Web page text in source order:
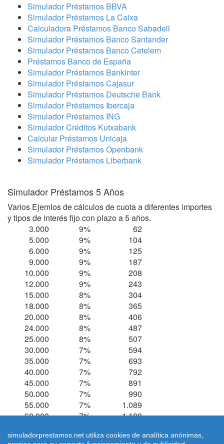
Simulador Préstamos BBVA
Simulador Préstamos La Caixa
Calculadora Préstamos Banco Sabadell
Simulador Préstamos Banco Santander
Simulador Préstamos Banco Cetelem
Préstamos Banco de España
Simulador Préstamos Bankinter
Simulador Préstamos Cajasur
Simulador Préstamos Deutsche Bank
Simulador Préstamos Ibercaja
Simulador Préstamos ING
Simulador Créditos Kutxabank
Calcular Préstamos Unicaja
Simulador Préstamos Openbank
Simulador Préstamos Liberbank
Simulador Préstamos 5 Años
Varios Ejemlos de cálculos de cuota a diferentes importes
y tipos de interés fijo con plazo a 5 años.
3.000
9%
62
5.000
9%
104
6.000
9%
125
9.000
9%
187
10.000
9%
208
12.000
9%
243
15.000
8%
304
18.000
8%
365
20.000
8%
406
24.000
8%
487
25.000
8%
507
30.000
7%
594
35.000
7%
693
40.000
7%
792
45.000
7%
891
50.000
7%
990
55.000
7%
1.089
60.000
7% 1.188
simuladorprestamos.net utiliza cookies de analítica anónimas,